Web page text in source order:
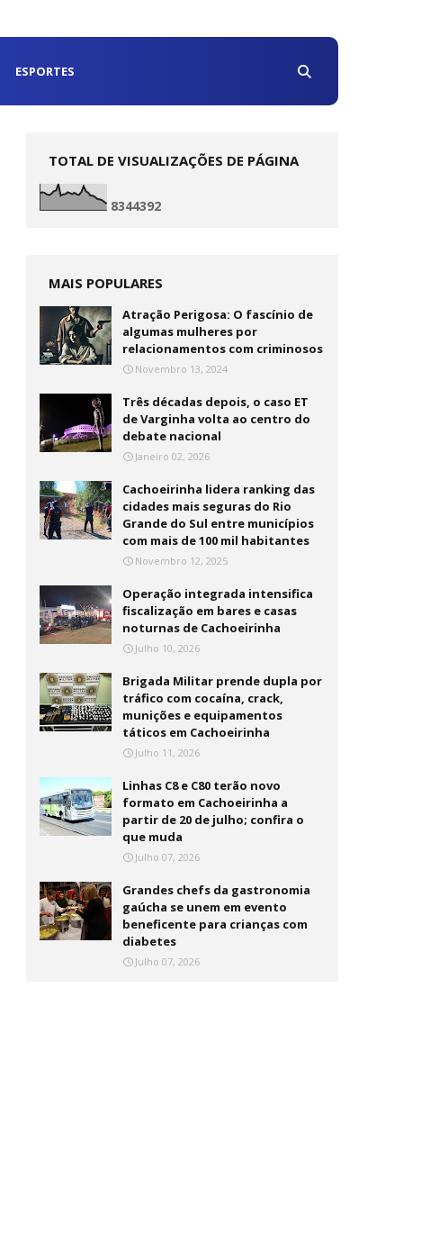
ESPORTES
TOTAL DE VISUALIZAÇÕES DE PÁGINA
8344392
MAIS POPULARES
Atração Perigosa: O fascínio de
algumas mulheres por
relacionamentos com criminosos
Novembro 13, 2024
Três décadas depois, o caso ET
de Varginha volta ao centro do
debate nacional
Janeiro 02, 2026
Cachoeirinha lidera ranking das
cidades mais seguras do Rio
Grande do Sul entre municípios
com mais de 100 mil habitantes
Novembro 12, 2025
Operação integrada intensifica
fiscalização em bares e casas
noturnas de Cachoeirinha
Julho 10, 2026
Brigada Militar prende dupla por
tráfico com cocaína, crack,
munições e equipamentos
táticos em Cachoeirinha
Julho 11, 2026
Linhas C8 e C80 terão novo
formato em Cachoeirinha a
partir de 20 de julho; confira o
que muda
Julho 07, 2026
Grandes chefs da gastronomia
gaúcha se unem em evento
beneficente para crianças com
diabetes
Julho 07, 2026